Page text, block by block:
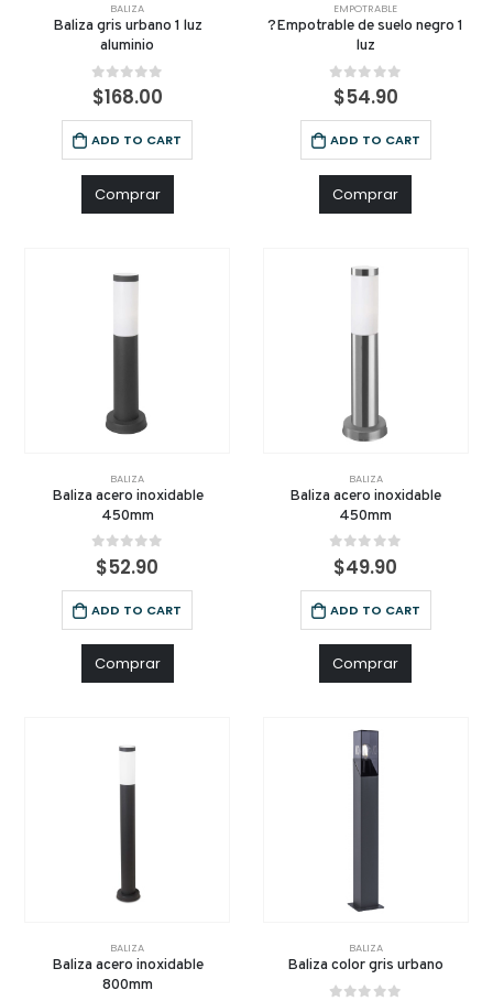
BALIZA
Baliza gris urbano 1 luz
aluminio
0out of 5
$168.00
ADD TO CART
Comprar
EMPOTRABLE
?Empotrable de suelo negro 1
luz
0out of 5
$54.90
ADD TO CART
Comprar
BALIZA
Baliza acero inoxidable
450mm
0out of 5
$52.90
ADD TO CART
Comprar
BALIZA
Baliza acero inoxidable
450mm
0out of 5
$49.90
ADD TO CART
Comprar
BALIZA
Baliza acero inoxidable
800mm
BALIZA
Baliza color gris urbano